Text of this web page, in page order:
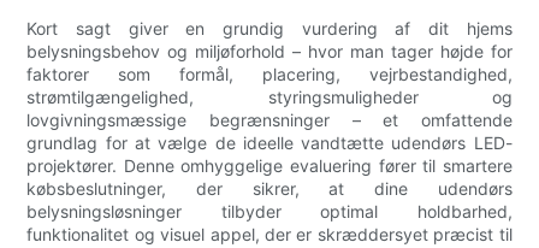
Kort sagt giver en grundig vurdering af dit hjems
belysningsbehov og miljøforhold – hvor man tager højde for
faktorer som formål, placering, vejrbestandighed,
strømtilgængelighed, styringsmuligheder og
lovgivningsmæssige begrænsninger – et omfattende
grundlag for at vælge de ideelle vandtætte udendørs LED-
projektører. Denne omhyggelige evaluering fører til smartere
købsbeslutninger, der sikrer, at dine udendørs
belysningsløsninger tilbyder optimal holdbarhed,
funktionalitet og visuel appel, der er skræddersyet præcist til